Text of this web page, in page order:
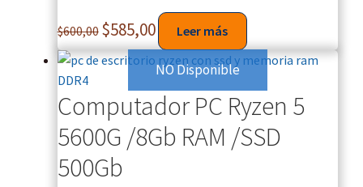
$600,00 $585,00 Leer más
NO Disponible
Computador PC Ryzen 5
5600G /8Gb RAM /SSD
500Gb